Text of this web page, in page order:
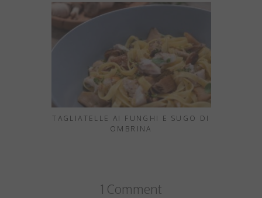
TAGLIATELLE AI FUNGHI E SUGO DI
OMBRINA
1 Comment